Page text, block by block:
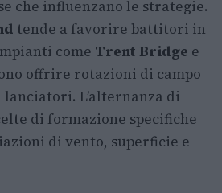
che influenzano le strategie.
tende a favorire battitori in
come Trent Bridge e
offrire rotazioni di campo
L’alternanza di
di formazione specifiche
di vento, superficie e